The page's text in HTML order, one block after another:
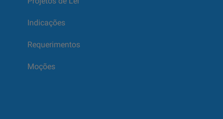
Indicações
Requerimentos
Moções